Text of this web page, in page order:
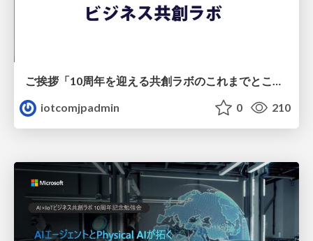
ご挨拶「10周年を迎える共創ラボのこれまでとこれから」
iotcomjpadmin
0 210